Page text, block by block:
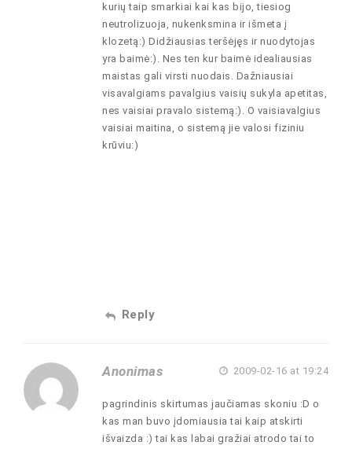
kurių taip smarkiai kai kas bijo, tiesiog
neutrolizuoja, nukenksmina ir išmeta į
klozetą:) Didžiausias teršėjęs ir nuodytojas
yra baimė:). Nes ten kur baimė idealiausias
maistas gali virsti nuodais. Dažniausiai
visavalgiams pavalgius vaisių sukyla apetitas,
nes vaisiai pravalo sistemą:). O vaisiavalgius
vaisiai maitina, o sistemą jie valosi fiziniu
krūviu:)
Reply
Anonimas 2009-02-16 at 19:24
pagrindinis skirtumas jaučiamas skoniu :D o
kas man buvo įdomiausia tai kaip atskirti
išvaizda :) tai kas labai gražiai atrodo tai to